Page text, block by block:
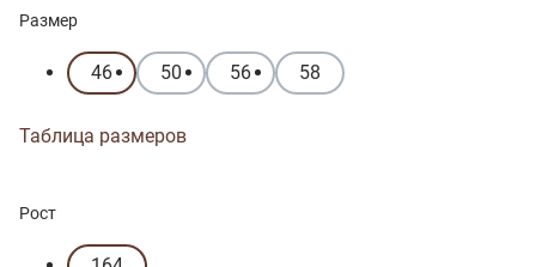
Размер
46 50 56 58
Таблица размеров
Рост